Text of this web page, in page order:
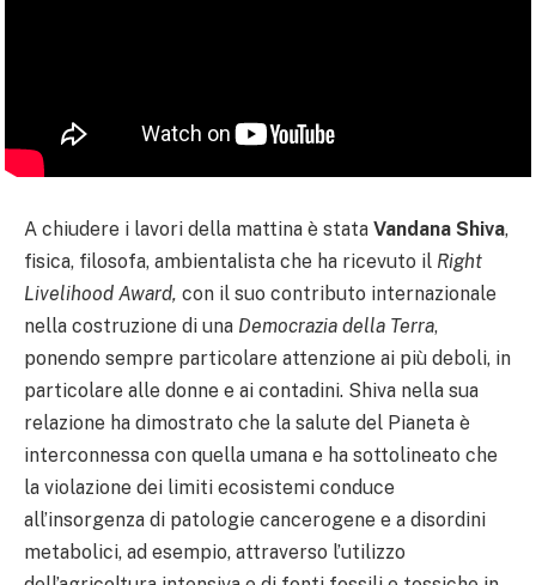
A chiudere i lavori della mattina è stata Vandana Shiva,
fisica, filosofa, ambientalista che ha ricevuto il Right
Livelihood Award, con il suo contributo internazionale
nella costruzione di una Democrazia della Terra,
ponendo sempre particolare attenzione ai più deboli, in
particolare alle donne e ai contadini. Shiva nella sua
relazione ha dimostrato che la salute del Pianeta è
interconnessa con quella umana e ha sottolineato che
la violazione dei limiti ecosistemi conduce
all’insorgenza di patologie cancerogene e a disordini
metabolici, ad esempio, attraverso l’utilizzo